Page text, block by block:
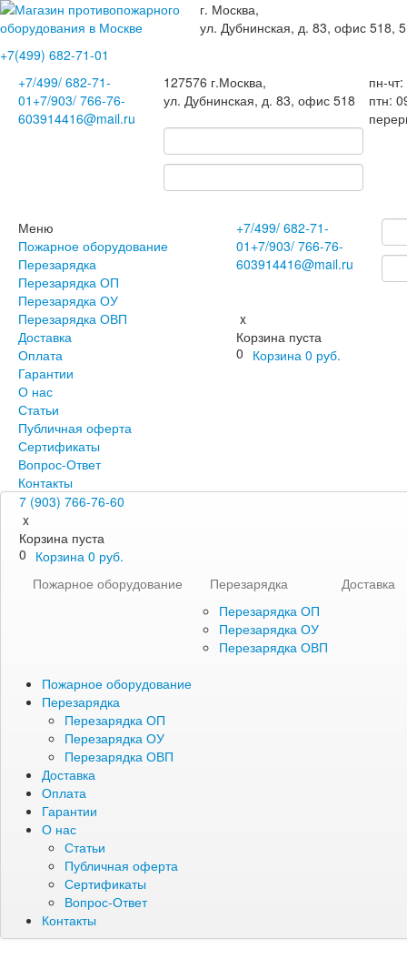
г. Москва,
ул. Дубнинская, д. 83, офис 518,
+7(499) 682-71-01
+7/499/ 682-71-
01 +7/903/ 766-76-
603914416@mail.ru
127576 г.Москва,
ул. Дубнинская, д. 83, офис 518
пн-
птн:
Меню
Пожарное оборудование
Перезарядка
Перезарядка ОП
Перезарядка ОУ
Перезарядка ОВП
Доставка
Оплата
Гарантии
О нас
Статьи
Публичная оферта
Сертификаты
Вопрос-Ответ
Контакты
+7/499/ 682-71-
01 +7/903/ 766-76-
603914416@mail.ru
x
Корзина пуста
0 Корзина 0 руб.
7 (903) 766-76-60
x
Корзина пуста
0 Корзина 0 руб.
Пожарное оборудование
Перезарядка
Перезарядка ОП
Перезарядка ОУ
Перезарядка ОВП
Доставка
Пожарное оборудование
Перезарядка
Перезарядка ОП
Перезарядка ОУ
Перезарядка ОВП
Доставка
Оплата
Гарантии
О нас
Статьи
Публичная оферта
Сертификаты
Вопрос-Ответ
Контакты